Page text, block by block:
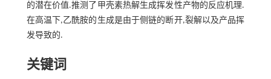
的潜在价值.推测了甲壳素热解生成挥发性产物的反应机理.
在高温下,乙酰胺的生成是由于侧链的断开,裂解以及产品挥
发导致的.
关键词